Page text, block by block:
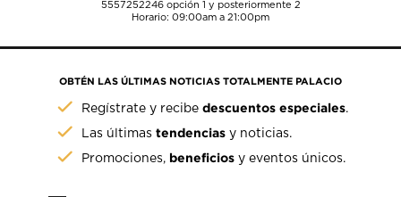
5557252246opción 1 y posteriormente 2
Horario: 09:00am a 21:00pm
OBTÉN LAS ÚLTIMAS NOTICIAS TOTALMENTE PALACIO
Regístrate y recibedescuentos especiales.
Las últimastendencias y noticias.
Promociones, beneficios y eventos únicos.